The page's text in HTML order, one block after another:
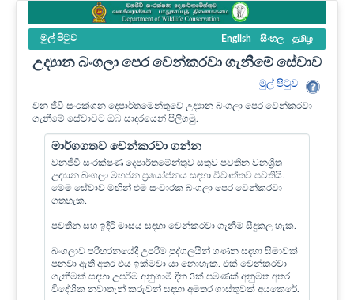
මුල් පි‍ටුව English සිංහල தமிழ
උද්‍යාන බංගලා පෙර වෙන්කරවා ගැනීමේ සේවාව
මුල් පි‍ටුව
වන ජීවී සංරක්ශන දෙපාර්තමේන්තුවේ උද්‍යාන බංගලා පෙර වෙන්කරවා
ගැනීමේ සේවාවට ඔබ සාදරයෙන් පිලිගමු.
මාර්ගගතව වෙන්කරවා ගන්න
වනජීවී සංරක්ෂණ දෙපාර්තමේන්තුව සතුව පවතින වනශ්‍රිත
උද්‍යාන බංගලා මහජන ප්‍රයෝජනය සඳහා විවෘත්තව පවතියි.
මෙම සේවාව මඟින් එම සංචාරක බංගලා පෙර වෙන්කරවා
ගතහැක.
පවතින සහ ඉදිරි මාසය සඳහා වෙන්කරවා ගැනීම් සිදුකල හැක.
බංගලාව පරිහරනයේදී උපරිම පුද්ගලයින් ගණන සඳහා සීමාවක්
පනවා ඇති අතර එය ඉක්මවා යා නොහැක. එක් වෙන්කරවා
ගැනීමක් සඳහා උපරිම අනුගාමී දින 3ක් පමණක් අනුමත අතර
විදේශික නවාතැන් කරුවන් සඳහා අමතර ගාස්තුවක් අයකෙරේ.